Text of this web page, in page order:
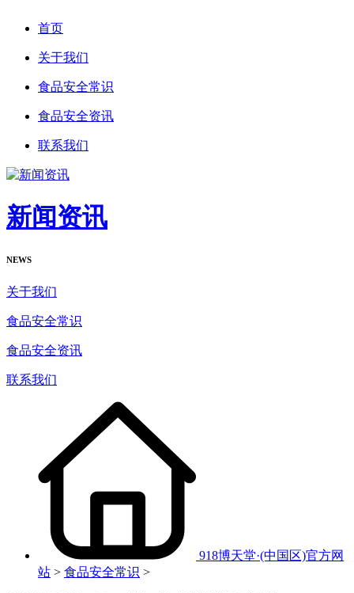
首页
关于我们
食品安全常识
食品安全资讯
联系我们
新闻资讯
NEWS
关于我们
食品安全常识
食品安全资讯
联系我们
918博天堂·(中国区)官方网
站 > 食品安全常识 >